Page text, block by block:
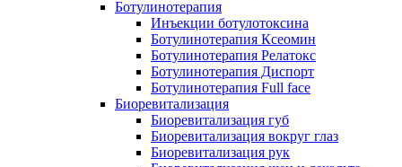
Ботулинотерапия
Инъекции ботулотоксина
Ботулинотерапия Ксеомин
Ботулинотерапия Релатокс
Ботулинотерапия Диспорт
Ботулинотерапия Full face
Биоревитализация
Биоревитализация губ
Биоревитализация вокруг глаз
Биоревитализация рук